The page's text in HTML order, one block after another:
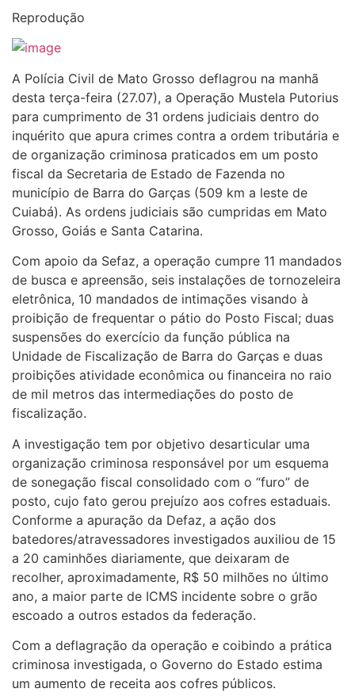
Reprodução
A Polícia Civil de Mato Grosso deflagrou na manhã
desta terça-feira (27.07), a Operação Mustela Putorius
para cumprimento de 31 ordens judiciais dentro do
inquérito que apura crimes contra a ordem tributária e
de organização criminosa praticados em um posto
fiscal da Secretaria de Estado de Fazenda no
município de Barra do Garças (509 km a leste de
Cuiabá). As ordens judiciais são cumpridas em Mato
Grosso, Goiás e Santa Catarina.
Com apoio da Sefaz, a operação cumpre 11 mandados
de busca e apreensão, seis instalações de tornozeleira
eletrônica, 10 mandados de intimações visando à
proibição de frequentar o pátio do Posto Fiscal; duas
suspensões do exercício da função pública na
Unidade de Fiscalização de Barra do Garças e duas
proibições atividade econômica ou financeira no raio
de mil metros das intermediações do posto de
fiscalização.
A investigação tem por objetivo desarticular uma
organização criminosa responsável por um esquema
de sonegação fiscal consolidado com o “furo” de
posto, cujo fato gerou prejuízo aos cofres estaduais.
Conforme a apuração da Defaz, a ação dos
batedores/atravessadores investigados auxiliou de 15
a 20 caminhões diariamente, que deixaram de
recolher, aproximadamente, R$ 50 milhões no último
ano, a maior parte de ICMS incidente sobre o grão
escoado a outros estados da federação.
Com a deflagração da operação e coibindo a prática
criminosa investigada, o Governo do Estado estima
um aumento de receita aos cofres públicos.